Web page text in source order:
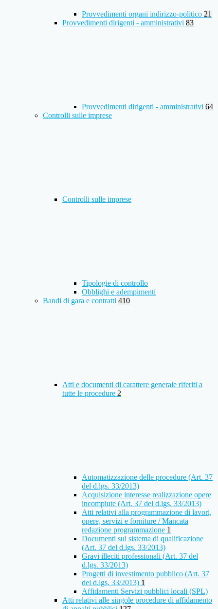
Provvedimenti organi indirizzo-politico 21
Provvedimenti dirigenti - amministrativi 83
Provvedimenti dirigenti - amministrativi 64
Controlli sulle imprese
Controlli sulle imprese
Tipologie di controllo
Obblighi e adempimenti
Bandi di gara e contratti 410
Atti e documenti di carattere generale riferiti a
tutte le procedure 2
Automatizzazione delle procedure (Art. 37
del d.lgs. 33/2013)
Acquisizione interesse realizzazione opere
incompiute (Art. 37 del d.lgs. 33/2013)
Atti relativi alla programmazione di lavori,
opere, servizi e forniture / Mancata
redazione programmazione 1
Documenti sul sistema di qualificazione
(Art. 37 del d.lgs. 33/2013)
Gravi illeciti professionali (Art. 37 del
d.lgs. 33/2013)
Progetti di investimento pubblico (Art. 37
del d.lgs. 33/2013) 1
Affidamenti Servizi pubblici locali (SPL)
Atti relativi alle singole procedure di affidamento